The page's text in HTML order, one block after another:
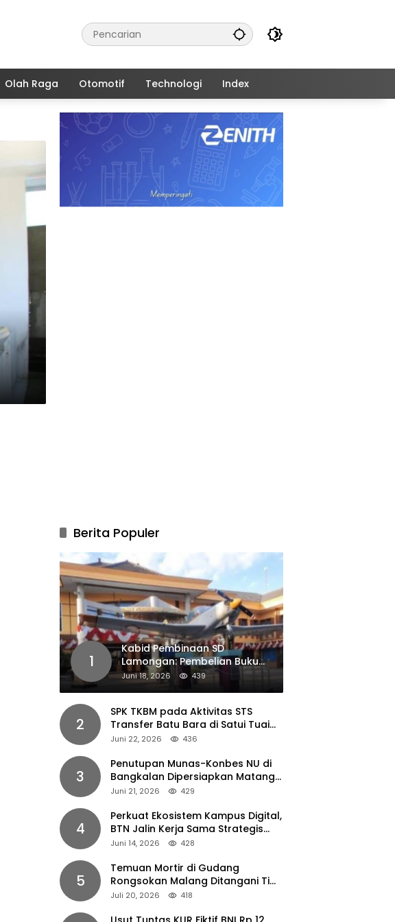
Olah Raga Otomotif Technologi Index
Berita Populer
1
Kabid Pembinaan SD
Lamongan: Pembelian Buku
Pendamping Tidak Boleh
Dipaksakan
Juni 18, 2026 439
2
SPK TKBM pada Aktivitas STS
Transfer Batu Bara di Satui Tuai
Sorotan
Juni 22, 2026 436
3
Penutupan Munas-Konbes NU di
Bangkalan Dipersiapkan Matang,
Gus Ipul Turun Tangan
Juni 21, 2026 429
4
Perkuat Ekosistem Kampus Digital,
BTN Jalin Kerja Sama Strategis
dengan UNAIR
Juni 14, 2026 428
5
Temuan Mortir di Gudang
Rongsokan Malang Ditangani Tim
Gegana Polda Jatim
Juli 20, 2026 418